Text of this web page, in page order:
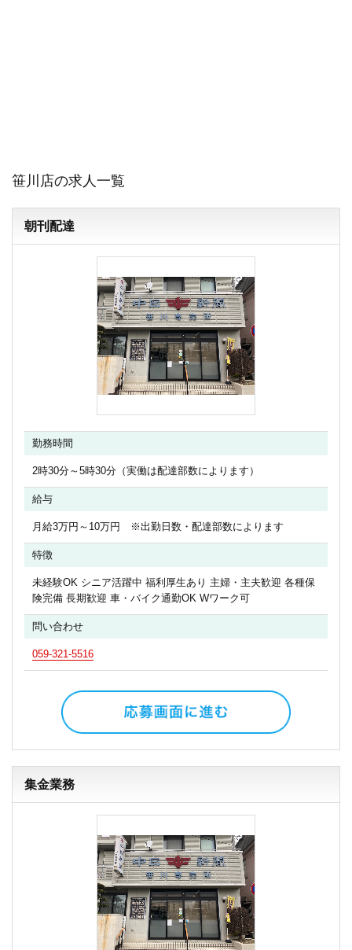
笹川店の求人一覧
朝刊配達
勤務時間
2時30分～5時30分（実働は配達部数によります）
給与
月給3万円～10万円 ※出勤日数・配達部数によります
特徴
未経験OK シニア活躍中 福利厚生あり 主婦・主夫歓迎 各種保
険完備 長期歓迎 車・バイク通勤OK Wワーク可
問い合わせ
059-321-5516
集金業務